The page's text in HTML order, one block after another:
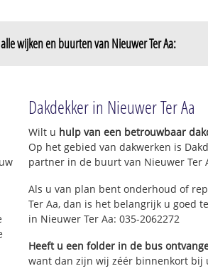
wijken en buurten van Nieuwer Ter Aa:
Dakdekker in Nieuwer Ter Aa
Wilt u hulp van een betrouwbaar
Op het gebied van dakwerken is
partner in de buurt van Nieuwer Ter
Als u van plan bent onderhoud of
Ter Aa, dan is het belangrijk u goed
in Nieuwer Ter Aa: 035-2062272
Heeft u een folder in de bus
want dan zijn wij zéér binnenkort bij